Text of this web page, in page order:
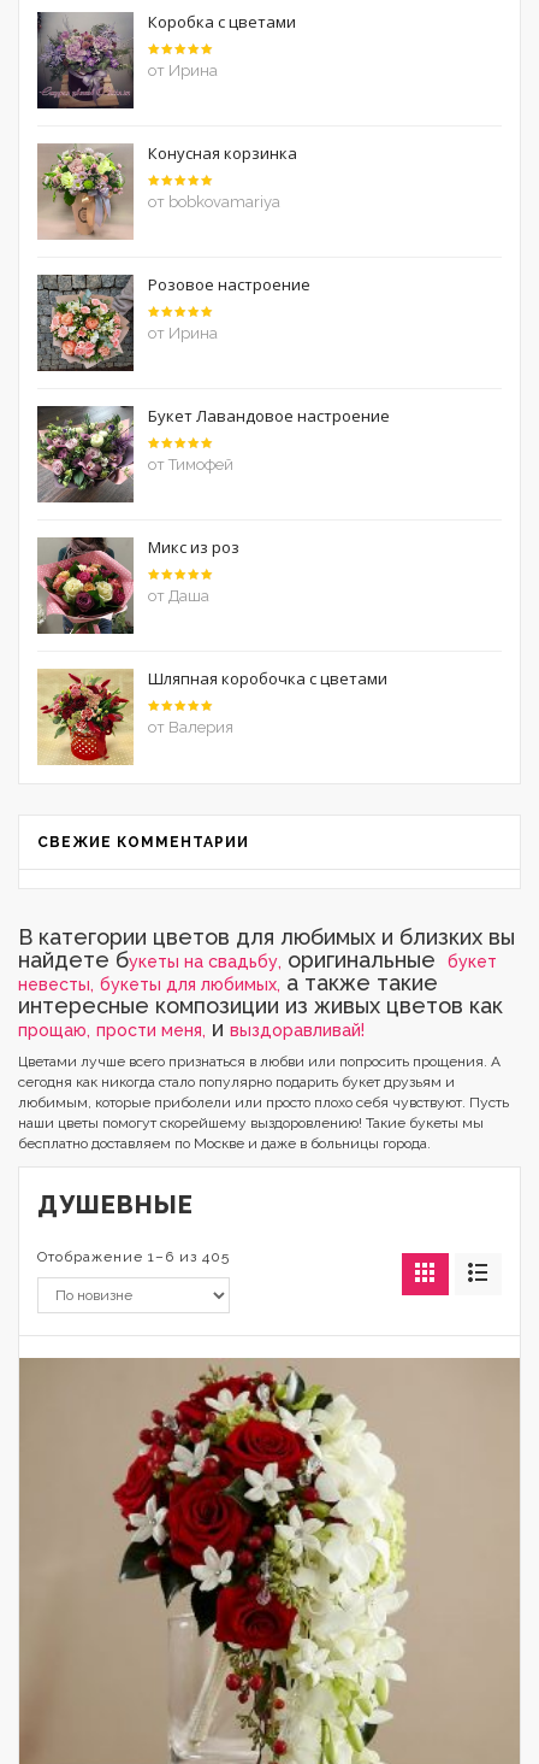
Коробка с цветами
Оценка
из 5
от Ирина
Конусная корзинка
Оценка
из 5
от bobkovamariya
Розовое настроение
Оценка
из 5
от Ирина
Букет Лавандовое настроение
Оценка
5
из 5
от Тимофей
Микс из роз
Оценка
из 5
от Даша
Шляпная коробочка с цветами
Оценка
из 5
от Валерия
СВЕЖИЕ КОММЕНТАРИИ
В категории цветов для любимых и близких вы
найдете букеты на свадьбу, оригинальные
букет
невесты, букеты для любимых, а также такие
интересные композиции из живых цветов как
прощаю, прости меня, и выздоравливай!
Цветами лучше всего признаться в любви или попросить прощения. А
сегодня как никогда стало популярно подарить букет друзьям и
любимым, которые приболели или просто плохо себя чувствуют. Пусть
наши цветы помогут скорейшему выздоровлению! Такие букеты мы
бесплатно доставляем по Москве и даже в больницы города.
ДУШЕВНЫЕ
Отображение 1–6 из 405